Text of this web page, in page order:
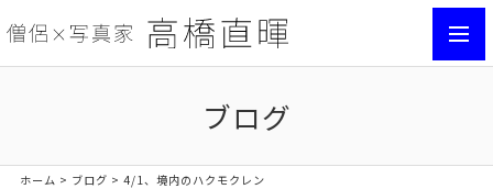
ブログ
ホーム > ブログ > 4/1、境内のハクモクレン